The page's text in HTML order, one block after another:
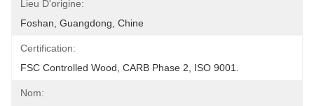
Lieu D'origine:
Foshan, Guangdong, Chine
Certification:
FSC Controlled Wood, CARB Phase 2, ISO 9001.
Nom: